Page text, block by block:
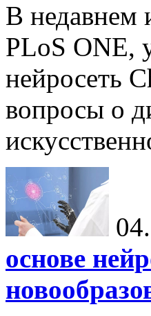
В недавнем
PLoS ONE,
нейросеть
вопросы о
основе